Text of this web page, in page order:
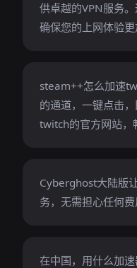
供卓越的VPN服务。
确保您的上网体验更
steam++怎么加速
的通道，一键点击
twitch的官方网站，
Cyberghost大陆版
务，无需担心任何费
在中国，用什么加